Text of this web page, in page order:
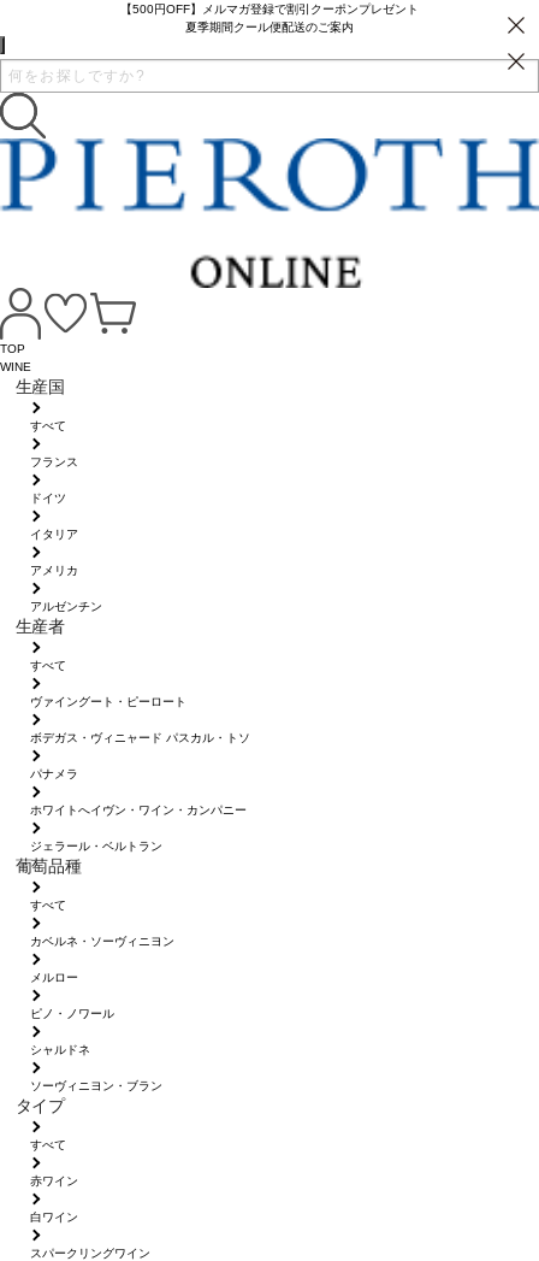
【500円OFF】メルマガ登録で割引クーポンプレゼント
夏季期間クール便配送のご案内
TOP
WINE
生産国
すべて
フランス
ドイツ
イタリア
アメリカ
アルゼンチン
生産者
すべて
ヴァイングート・ピーロート
ボデガス・ヴィニャード パスカル・トソ
パナメラ
ホワイトへイヴン・ワイン・カンパニー
ジェラール・ベルトラン
葡萄品種
すべて
カベルネ・ソーヴィニヨン
メルロー
ピノ・ノワール
シャルドネ
ソーヴィニヨン・ブラン
タイプ
すべて
赤ワイン
白ワイン
スパークリングワイン